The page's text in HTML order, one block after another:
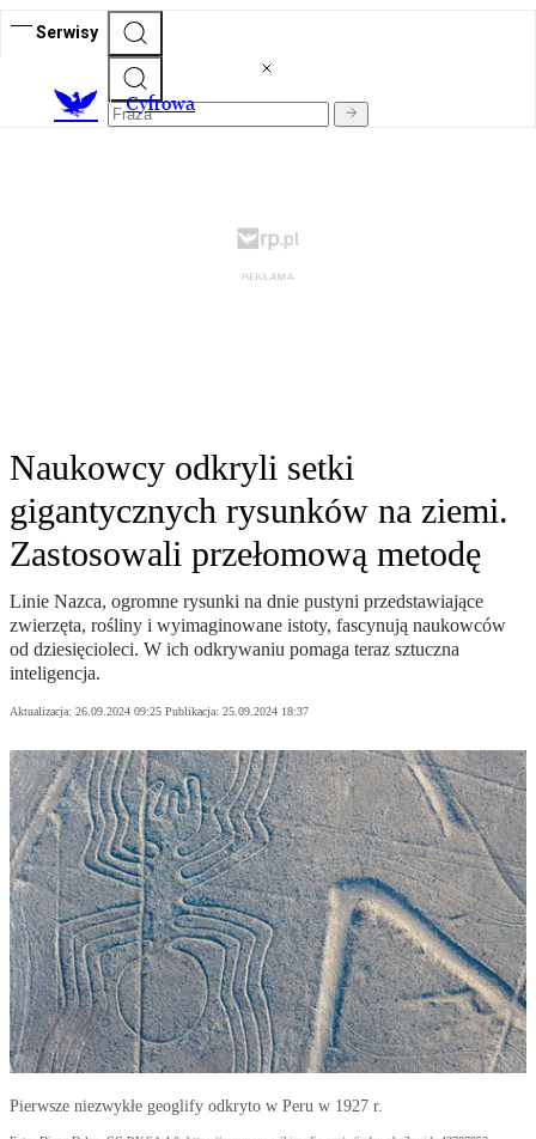
Serwisy
Cyfrowa
Naukowcy odkryli setki
gigantycznych rysunków na ziemi.
Zastosowali przełomową metodę
Linie Nazca, ogromne rysunki na dnie pustyni przedstawiające
zwierzęta, rośliny i wyimaginowane istoty, fascynują naukowców
od dziesięcioleci. W ich odkrywaniu pomaga teraz sztuczna
inteligencja.
Aktualizacja: 26.09.2024 09:25 Publikacja: 25.09.2024 18:37
Pierwsze niezwykłe geoglify odkryto w Peru w 1927 r.